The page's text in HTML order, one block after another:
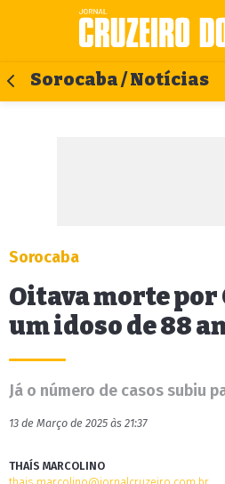
Sorocaba / Notícias
Sorocaba
Oitava morte por
um idoso de 88
Já o número de casos subiu
13 de Março de 2025 às 21:37
THAÍS MARCOLINO